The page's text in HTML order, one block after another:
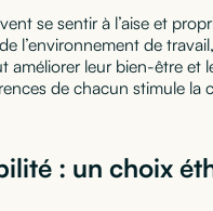
se sentir à l’aise et
l’environnement de
améliorer leur bien-être
de chacun stimule la
: un choix